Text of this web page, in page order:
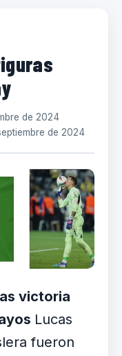
de 2024
de 2024
victoria
Lucas
fueron